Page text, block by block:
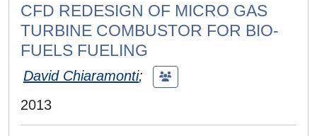
CFD REDESIGN OF MICRO GAS
TURBINE COMBUSTOR FOR BIO-
FUELS FUELING
David Chiaramonti;
2013